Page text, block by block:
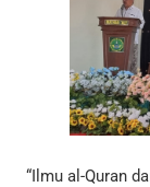
“Ilmu al-Quran